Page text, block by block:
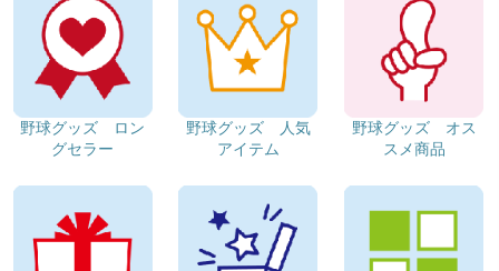
野球グッズ ロン
グセラー
野球グッズ 人気
アイテム
野球グッズ オス
スメ商品